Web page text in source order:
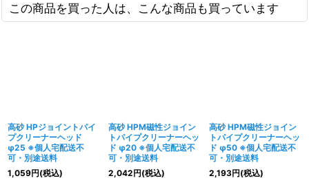
この商品を買った人は、こんな商品も買っています
高砂 HPジョイントパイ
プクリーナーヘッド
φ25 ※個人宅配送不
可・別途送料
1,059円(税込)
高砂 HPM磁性ジョイン
トパイプクリーナーヘッ
ド φ20 ※個人宅配送不
可・別途送料
2,042円(税込)
高砂 HPM磁性ジョイン
トパイプクリーナーヘッ
ド φ50 ※個人宅配送不
可・別途送料
2,193円(税込)